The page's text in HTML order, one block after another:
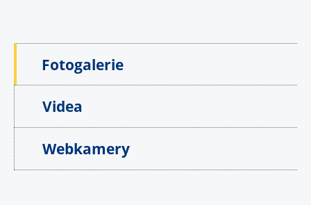
Fotogalerie
Videa
Webkamery